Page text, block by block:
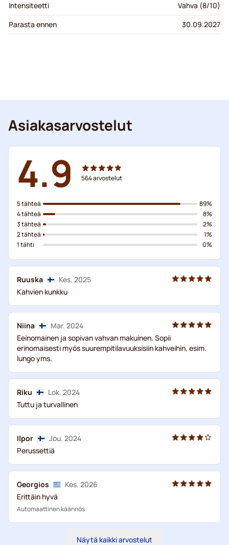
Intensiteetti
Vahva (8/10)
Parasta ennen
30.09.2027
Asiakasarvostelut
4.9 564arvostelut
5 tähteä
4 tähteä
3 tähteä
2 tähteä
1 tähti
89%
8%
2%
1%
0%
Ruuska
Kes. 2025
Kahvien kunkku
Niina
Mar. 2024
Eeinomainen ja sopivan vahvan makuinen. Sopii
erinomaisesti myös suurempitilavuuksisiin kahveihin, esim.
lungo yms.
Riku
Lok. 2024
Tuttu ja turvallinen
Ilpor
Jou. 2024
Perussettiä
Georgios
Kes. 2026
Erittäin hyvä
Automaattinen käännös
Näytä kaikki arvostelut